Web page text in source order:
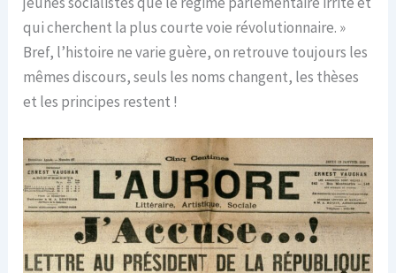
qui cherchent la plus courte voie révolutionnaire. »
Bref, l’histoire ne varie guère, on retrouve toujours les
mêmes discours, seuls les noms changent, les thèses
et les principes restent !